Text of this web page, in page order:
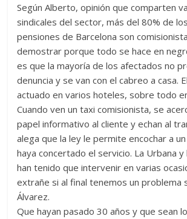
Según Alberto, opinión que comparten
sindicales del sector, más del 80% de
pensiones de Barcelona son
demostrar porque todo se hace en
es que la mayoría de los afectados no
denuncia y se van con el cabreo a casa.
actuado en varios hoteles, sobre todo
Cuando ven un taxi comisionista, se
papel informativo al cliente y echan al
alega que la ley le permite encochar a
haya concertado el servicio. La Urbana
han tenido que intervenir en varias
extrañe si al final tenemos un problema
Álvarez.
Que hayan pasado 30 años y que sean